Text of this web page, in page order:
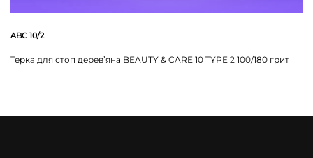
ABC 10/2
Терка для стоп дерев’яна BEAUTY & CARE 10 TYPE 2 100/180 грит